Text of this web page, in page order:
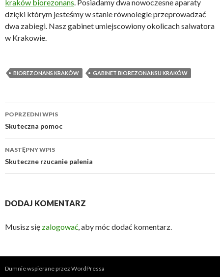
kraków biorezonans. Posiadamy dwa nowoczesne aparaty
dzięki którym jesteśmy w stanie równolegle przeprowadzać
dwa zabiegi. Nasz gabinet umiejscowiony okolicach salwatora
w Krakowie.
BIOREZONANS KRAKÓW GABINET BIOREZONANSU KRAKÓW
Zobacz
wpisy
POPRZEDNI WPIS
Skuteczna pomoc
NASTĘPNY WPIS
Skuteczne rzucanie palenia
DODAJ KOMENTARZ
Musisz się zalogować, aby móc dodać komentarz.
Dumnie wspierane przez WordPressa